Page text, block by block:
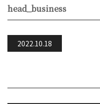
head_business
2022.10.18